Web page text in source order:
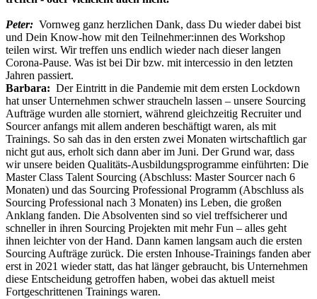
Peter: Vornweg ganz herzlichen Dank, dass Du wieder dabei bist
und Dein Know-how mit den Teilnehmer:innen des Workshop
teilen wirst. Wir treffen uns endlich wieder nach dieser langen
Corona-Pause. Was ist bei Dir bzw. mit intercessio in den letzten
Jahren passiert.
Barbara: Der Eintritt in die Pandemie mit dem ersten Lockdown
hat unser Unternehmen schwer straucheln lassen – unsere Sourcing
Aufträge wurden alle storniert, während gleichzeitig Recruiter und
Sourcer anfangs mit allem anderen beschäftigt waren, als mit
Trainings. So sah das in den ersten zwei Monaten wirtschaftlich gar
nicht gut aus, erholt sich dann aber im Juni. Der Grund war, dass
wir unsere beiden Qualitäts-Ausbildungsprogramme einführten: Die
Master Class Talent Sourcing (Abschluss: Master Sourcer nach 6
Monaten) und das Sourcing Professional Programm (Abschluss als
Sourcing Professional nach 3 Monaten) ins Leben, die großen
Anklang fanden. Die Absolventen sind so viel treffsicherer und
schneller in ihren Sourcing Projekten mit mehr Fun – alles geht
ihnen leichter von der Hand. Dann kamen langsam auch die ersten
Sourcing Aufträge zurück. Die ersten Inhouse-Trainings fanden aber
erst in 2021 wieder statt, das hat länger gebraucht, bis Unternehmen
diese Entscheidung getroffen haben, wobei das aktuell meist
Fortgeschrittenen Trainings waren.